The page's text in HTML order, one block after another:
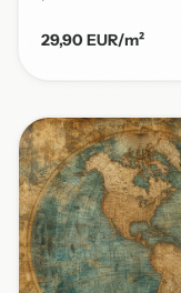
29,90 EUR/m²